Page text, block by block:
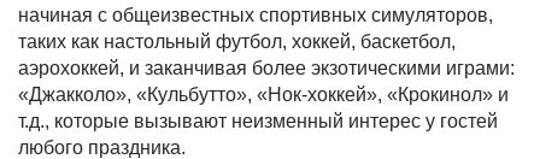
начиная с общеизвестных спортивных симуляторов,
таких как настольный футбол, хоккей, баскетбол,
аэрохоккей, и заканчивая более экзотическими играми:
«Джакколо», «Кульбутто», «Нок-хоккей», «Крокинол» и
т.д., которые вызывают неизменный интерес у гостей
любого праздника.